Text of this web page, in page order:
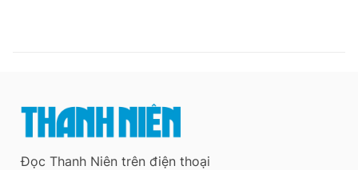
Đọc Thanh Niên trên điện thoại